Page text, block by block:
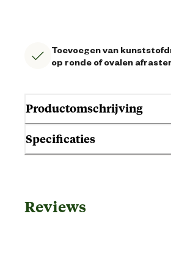
Toevoegen van
op ronde of ovalen
Productomschrijving
Geschikt voor palen met een diameter
Specificaties
Reviews